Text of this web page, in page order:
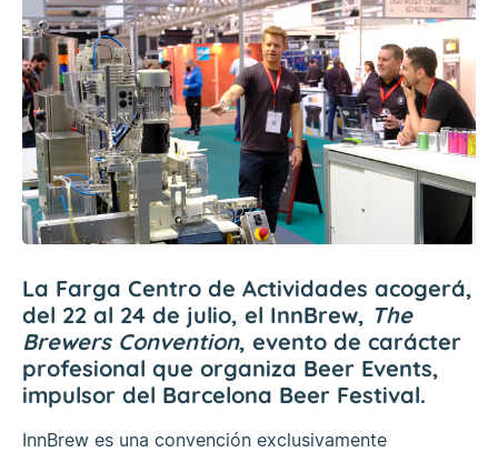
La Farga Centro de Actividades acogerá,
del 22 al 24 de julio, el InnBrew, The
Brewers Convention, evento de carácter
profesional que organiza Beer Events,
impulsor del Barcelona Beer Festival.
InnBrew es una convención exclusivamente